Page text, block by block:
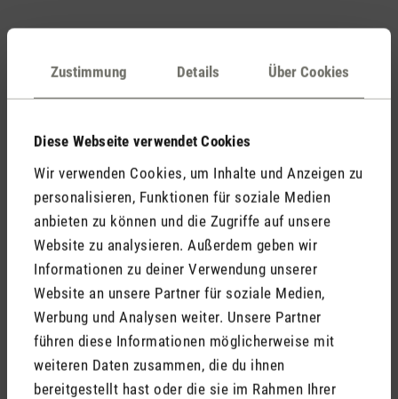
Zustimmung Details Über Cookies
Diese Webseite verwendet Cookies
Wir verwenden Cookies, um Inhalte und Anzeigen zu
personalisieren, Funktionen für soziale Medien
anbieten zu können und die Zugriffe auf unsere
Website zu analysieren. Außerdem geben wir
Informationen zu deiner Verwendung unserer
Website an unsere Partner für soziale Medien,
Werbung und Analysen weiter. Unsere Partner
führen diese Informationen möglicherweise mit
weiteren Daten zusammen, die du ihnen
bereitgestellt hast oder die sie im Rahmen Ihrer
Kommentare (0)
Deine Erkenntnisse mit anderen.
Jetzt Produkt bewerten